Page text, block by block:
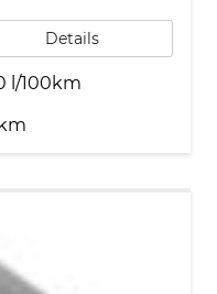
Details
l/100km